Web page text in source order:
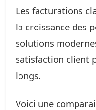
Les facturations
la croissance des
solutions
satisfaction client
longs.
Voici une